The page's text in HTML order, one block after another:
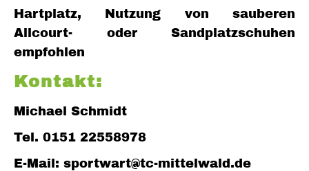
Hartplatz, Nutzung von sauberen
Allcourt- oder Sandplatzschuhen
empfohlen
Kontakt:
Michael Schmidt
Tel. 0151 22558978
E-Mail: sportwart@tc-mittelwald.de